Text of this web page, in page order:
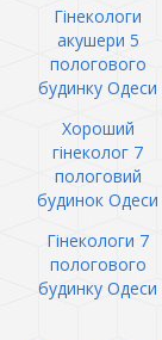
Гінекологи
акушери 5
пологового
будинку Одеси
Хороший
гінеколог 7
пологовий
будинок Одеси
Гінекологи 7
пологового
будинку Одеси